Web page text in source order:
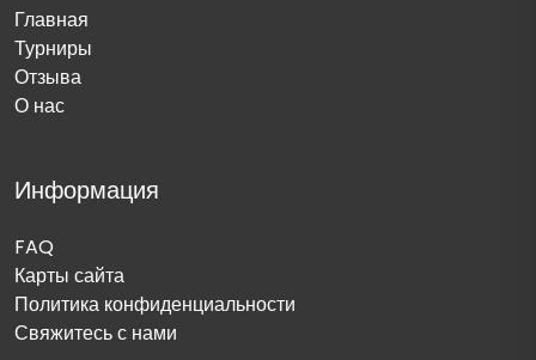
Главная
Турниры
Отзыва
О нас
Информация
FAQ
Карты сайта
Политика конфиденциальности
Свяжитесь с нами